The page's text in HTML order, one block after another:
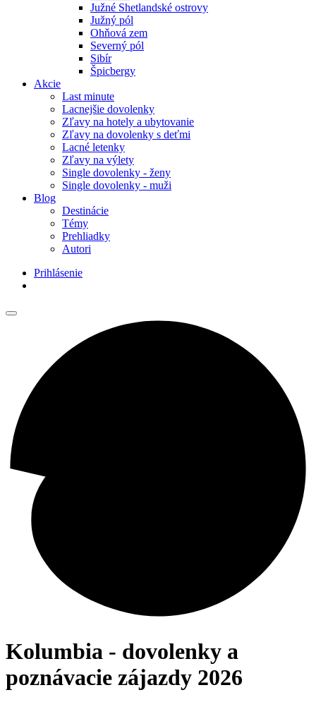
Južné Shetlandské ostrovy
Južný pól
Ohňová zem
Severný pól
Sibír
Špicbergy
Akcie
Last minute
Lacnejšie dovolenky
Zľavy na hotely a ubytovanie
Zľavy na dovolenky s deťmi
Lacné letenky
Zľavy na výlety
Single dovolenky - ženy
Single dovolenky - muži
Blog
Destinácie
Témy
Prehliadky
Autori
Prihlásenie
Kolumbia - dovolenky a
poznávacie zájazdy 2026